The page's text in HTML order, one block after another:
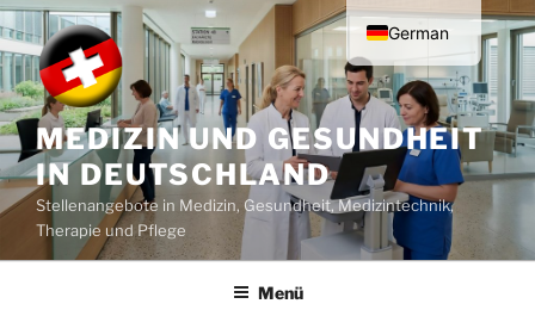
Zum
Inhalt
springen
MEDIZIN UND GESUNDHEIT
IN DEUTSCHLAND
Stellenangebote in Medizin, Gesundheit, Medizintechnik,
Therapie und Pflege
Menü
German
English